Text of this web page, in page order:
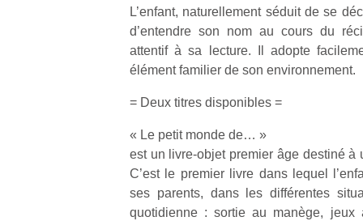
L’enfant, naturellement séduit de se
d’entendre son nom au cours du
attentif à sa lecture. Il adopte
élément familier de son environnement.
= Deux titres disponibles =
« Le petit monde de… »
est un livre-objet premier âge destiné à
C’est le premier livre dans lequel
ses parents, dans les différentes
quotidienne : sortie au manège, jeux